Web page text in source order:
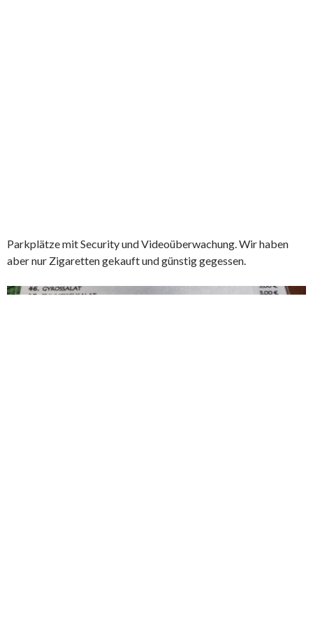
Parkplätze mit Security und Videoüberwachung. Wir haben
aber nur Zigaretten gekauft und günstig gegessen.